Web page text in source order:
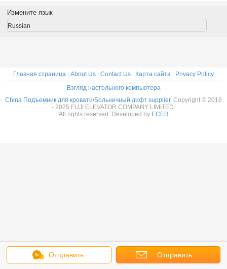
Отправить Отправить
Измените язык
Russian
Главная страница About Us Contact Us Карта сайта
Privacy Policy
Взгляд настольного компьютера
China Подъемник для кровати/Больничный лифт supplier. Copyright © 2016
- 2025 FUJI ELEVATOR COMPANY LIMITED.
All rights reserved. Developed by ECER